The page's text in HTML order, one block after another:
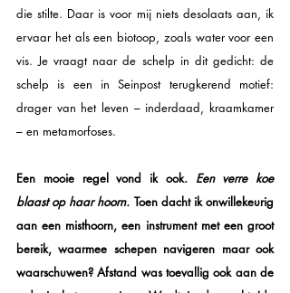
die stilte. Daar is voor mij niets desolaats aan, ik
ervaar het als een biotoop, zoals water voor een
vis. Je vraagt naar de schelp in dit gedicht: de
schelp is een in Seinpost terugkerend motief:
drager van het leven – inderdaad, kraamkamer
– en metamorfoses.
Een mooie regel vond ik ook. Een verre koe
blaast op haar hoorn. Toen dacht ik onwillekeurig
aan een misthoorn, een instrument met een groot
bereik, waarmee schepen navigeren maar ook
waarschuwen? Afstand was toevallig ook aan de